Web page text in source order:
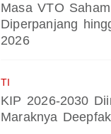
Masa VTO
Diperpanjang
2026
TI
KIP 2026-2030
Maraknya